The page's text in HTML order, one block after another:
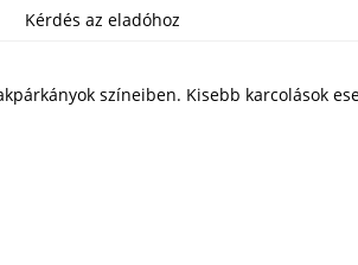
Kérdés az eladóhoz
színeiben. Kisebb karcolások